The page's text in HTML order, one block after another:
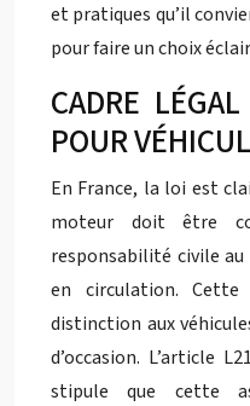
et pratiques qu’il
pour faire un choix
CADRE
POUR
En France, la loi est
moteur doit être
responsabilité civile
en circulation. Cette
distinction aux
d’occasion. L’article
stipule que cette